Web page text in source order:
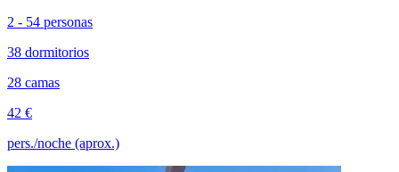
2 - 54 personas
38 dormitorios
28 camas
42 €
pers./noche (aprox.)